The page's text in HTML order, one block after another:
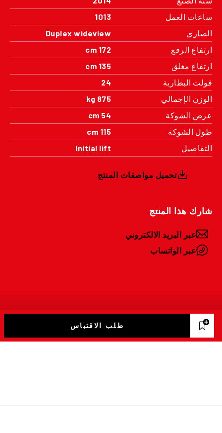
ساعات العمل
1013
الصاري
Duplex wideview
ارتفاع الرفع
172 cm
ارتفاع مغلق
135 cm
فولت البطارية
24
الوزن الإجمالي
875 kg
عرض الشوكة
54 cm
طول الشوكة
115 cm
التفاصيل
Initial lift
تحميل مواصفات المنتج
شارك هذا المنتج
عبر البريد الالكتروني
عبر الواتساب
طلب الاقتباس